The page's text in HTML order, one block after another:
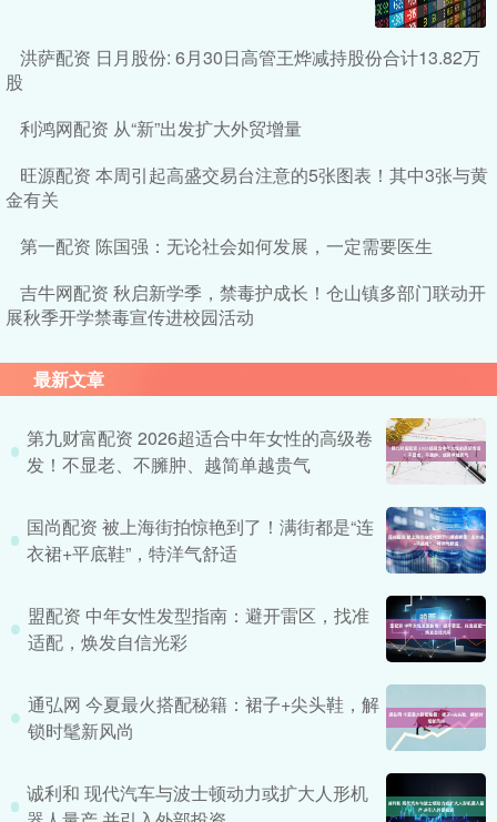
洪萨配资 日月股份: 6月30日高管王烨减持股份合计13.82万
股
利鸿网配资 从“新”出发扩大外贸增量
旺源配资 本周引起高盛交易台注意的5张图表！其中3张与黄
金有关
第一配资 陈国强：无论社会如何发展，一定需要医生
吉牛网配资 秋启新学季，禁毒护成长！仓山镇多部门联动开
展秋季开学禁毒宣传进校园活动
最新文章
第九财富配资 2026超适合中年女性的高级卷
发！不显老、不臃肿、越简单越贵气
国尚配资 被上海街拍惊艳到了！满街都是“连
衣裙+平底鞋”，特洋气舒适
盟配资 中年女性发型指南：避开雷区，找准
适配，焕发自信光彩
通弘网 今夏最火搭配秘籍：裙子+尖头鞋，解
锁时髦新风尚
诚利和 现代汽车与波士顿动力或扩大人形机